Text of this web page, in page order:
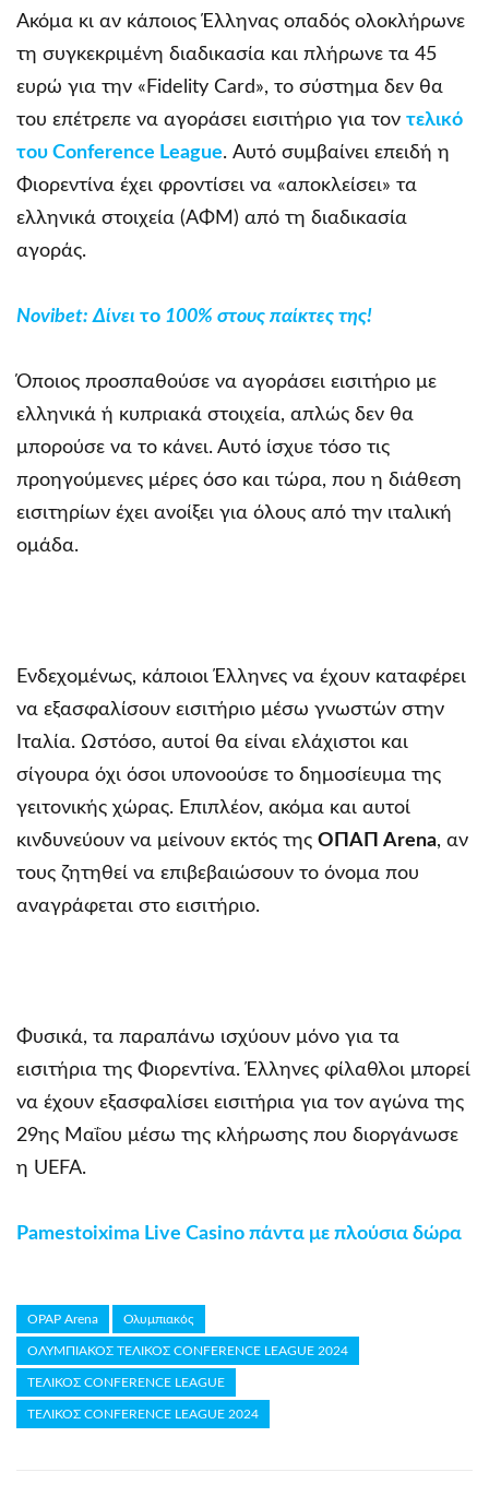
Ακόμα κι αν κάποιος Έλληνας οπαδός ολοκλήρωνε
τη συγκεκριμένη διαδικασία και πλήρωνε τα 45
ευρώ για την «Fidelity Card», το σύστημα δεν θα
του επέτρεπε να αγοράσει εισιτήριο για τον τελικό
του Conference League. Αυτό συμβαίνει επειδή η
Φιορεντίνα έχει φροντίσει να «αποκλείσει» τα
ελληνικά στοιχεία (ΑΦΜ) από τη διαδικασία
αγοράς.
Novibet: Δίνει το 100% στους παίκτες της!
Όποιος προσπαθούσε να αγοράσει εισιτήριο με
ελληνικά ή κυπριακά στοιχεία, απλώς δεν θα
μπορούσε να το κάνει. Αυτό ίσχυε τόσο τις
προηγούμενες μέρες όσο και τώρα, που η διάθεση
εισιτηρίων έχει ανοίξει για όλους από την ιταλική
ομάδα.
Ενδεχομένως, κάποιοι Έλληνες να έχουν καταφέρει
να εξασφαλίσουν εισιτήριο μέσω γνωστών στην
Ιταλία. Ωστόσο, αυτοί θα είναι ελάχιστοι και
σίγουρα όχι όσοι υπονοούσε το δημοσίευμα της
γειτονικής χώρας. Επιπλέον, ακόμα και αυτοί
κινδυνεύουν να μείνουν εκτός της ΟΠΑΠ Arena, αν
τους ζητηθεί να επιβεβαιώσουν το όνομα που
αναγράφεται στο εισιτήριο.
Φυσικά, τα παραπάνω ισχύουν μόνο για τα
εισιτήρια της Φιορεντίνα. Έλληνες φίλαθλοι μπορεί
να έχουν εξασφαλίσει εισιτήρια για τον αγώνα της
29ης Μαΐου μέσω της κλήρωσης που διοργάνωσε
η UEFA.
Pamestoixima Live Casino πάντα με πλούσια δώρα
OPAP Arena Ολυμπιακός
ΟΛΥΜΠΙΑΚΟΣ ΤΕΛΙΚΟΣ CONFERENCE LEAGUE 2024
ΤΕΛΙΚΟΣ CONFERENCE LEAGUE
ΤΕΛΙΚΟΣ CONFERENCE LEAGUE 2024